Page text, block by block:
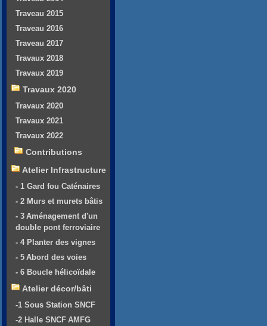
Traveau 2015
Traveau 2016
Traveau 2017
Travaux 2018
Travaux 2019
Travaux 2020
Travaux 2020
Travaux 2021
Travaux 2022
Contributions
Atelier Infrastructure
- 1 Gard fou Caténaires
- 2 Murs et murets bâtis
- 3 Aménagement d'un
double pont ferroviaire
- 4 Planter des vignes
- 5 Abord des voies
- 6 Boucle hélicoïdale
Atelier décor/bâti
-1 Sous Station SNCF
-2 Halle SNCF AMFG